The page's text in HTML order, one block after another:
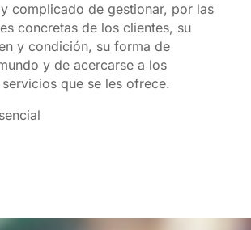
complicado de gestionar, por las
concretas de los clientes, su
y condición, su forma de
y de acercarse a los
que se les ofrece.